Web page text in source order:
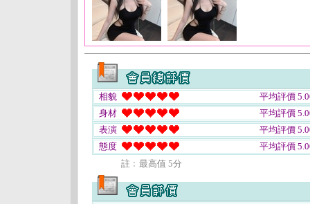
相貌
平均評價
身材
平均評價
表演
平均評價
態度
平均評價
註﹕最高值 5分